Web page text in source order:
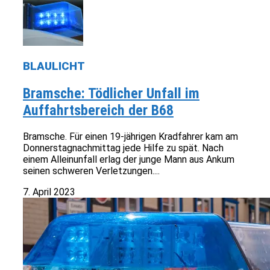
BLAULICHT
Bramsche: Tödlicher Unfall im
Auffahrtsbereich der B68
Bramsche. Für einen 19-jährigen Kradfahrer kam am
Donnerstagnachmittag jede Hilfe zu spät. Nach
einem Alleinunfall erlag der junge Mann aus Ankum
seinen schweren Verletzungen....
7. April 2023